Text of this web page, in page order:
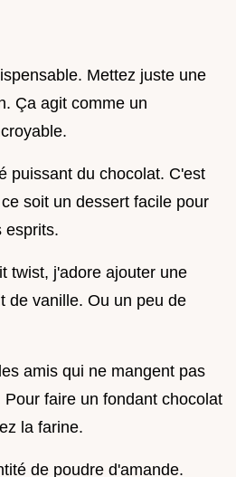
Mettez juste une
Ça agit comme un
puissant du chocolat. C'est
soit un dessert facile pour
esprits.
twist, j'adore ajouter une
de vanille. Ou un peu de
amis qui ne mangent pas
Pour faire un fondant chocolat
la farine.
de poudre d'amande.